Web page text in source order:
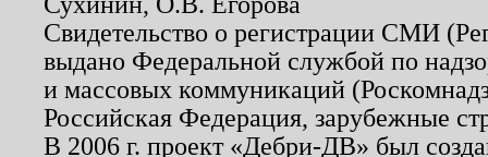
Свидетельство о регистрации СМИ
выдано Федеральной службой по
и массовых коммуникаций
Российская Федерация, зарубежные
В 2006 г. проект «Дебри-ДВ» был